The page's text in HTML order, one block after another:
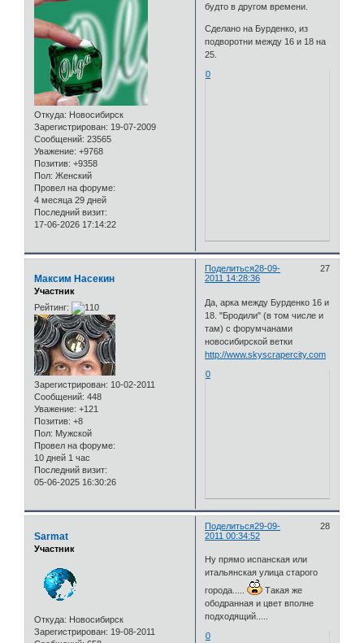
Откуда: Новосибирск
Зарегистрирован: 19-07-2009
Сообщений: 23565
Уважение: +9768
Позитив: +9358
Пол: Женский
Провел на форуме:
4 месяца 29 дней
Последний визит:
17-06-2026 17:14:22
будто в другом времени.
Сделано на Бурденко, из
подворотни между 16 и 18 на
25.
0
Поделиться 27
28-09-
2011 14:28:36
Максим Насекин
Участник
Рейтинг:
Зарегистрирован: 10-02-2011
Сообщений: 448
Уважение: +121
Позитив: +8
Пол: Мужской
Провел на форуме:
10 дней 1 час
Последний визит:
05-06-2025 16:30:26
Да, арка между Бурденко 16 и
18. "Бродили" (в том числе и
там) с форумчанами
новосибирской ветки
http://www.skyscrapercity.com
0
Поделиться 28
29-09-
2011 00:34:52
Sarmat
Участник
Откуда: Новосибирск
Зарегистрирован: 19-08-2011
Ну прямо испанская или
итальянская улица старого
города.....
Такая же
ободранная и цвет вполне
подходящий.....
0